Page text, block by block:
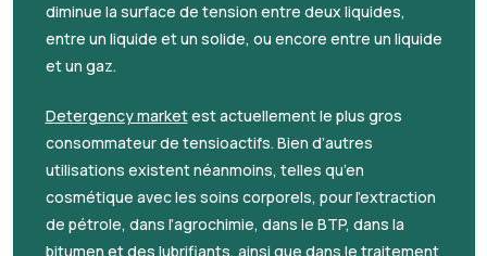
diminue la surface de tension entre deux liquides,
entre un liquide et un solide, ou encore entre un liquide
et un gaz.
Detergency marketest actuellement le plus gros
consommateur de tensioactifs. Bien d’autres
utilisations existent néanmoins, telles qu’en
cosmétique avec les soins corporels, pour l’extraction
de pétrole, dans l’agrochimie, dans le BTP, dans la
bitumen et des lubrifiants, ainsi que dans le traitement